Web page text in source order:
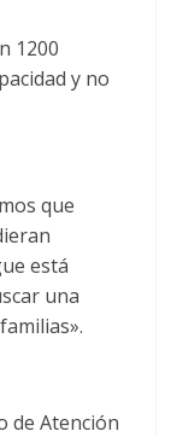
1200
y no
que
está
una
de Atención